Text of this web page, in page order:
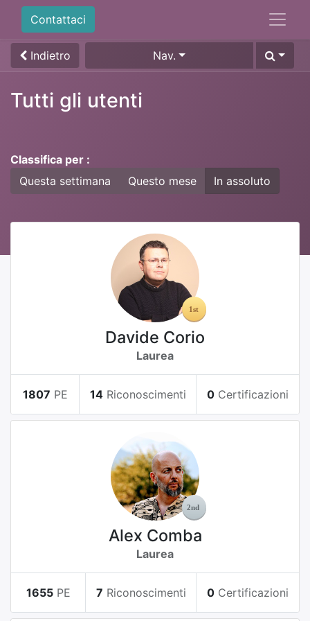
Contattaci
Indietro Nav.
Tutti gli utenti
Classifica per :
Questa settimana
Questo mese In assoluto
Davide Corio
Laurea
1807 PE 14 Riconoscimenti 0 Certificazioni
Alex Comba
Laurea
1655 PE 7 Riconoscimenti 0 Certificazioni